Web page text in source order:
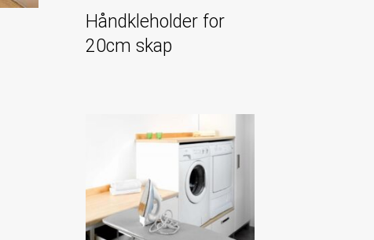
Håndkleholder for
20cm skap